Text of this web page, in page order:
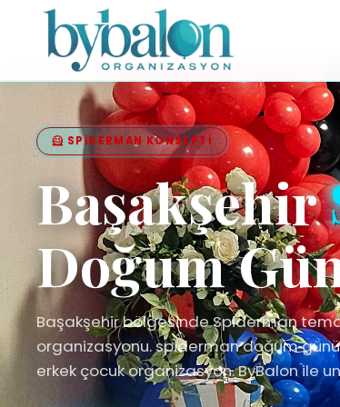
🦸 SPIDERMAN KONSEPTI
Başakşehir
Doğum
Başakşehir bölgesinde Spiderman
organizasyonu. spiderman doğum
erkek çocuk organizasyon. ByBalon ile